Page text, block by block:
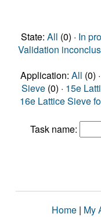
State: All (0) · In
Validation
Application: All (0) ·
Sieve (0) · 15e
16e Lattice Sieve
Task name:
Home | My